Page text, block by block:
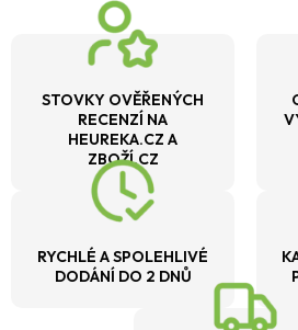
STOVKY OVĚŘENÝCH
RECENZÍ NA
HEUREKA.CZ A
ZBOŽÍ.CZ
RYCHLÉ A SPOLEHLIVÉ
DODÁNÍ DO 2 DNŮ